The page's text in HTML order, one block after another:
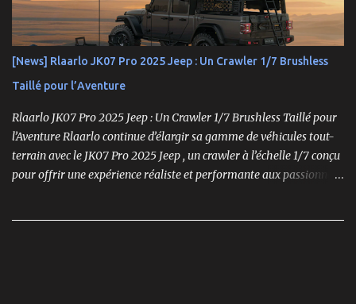
performances optimales, sa robustesse et sa modularité, des
atouts essentiels sur les circuits off-road.
[News] Rlaarlo JK07 Pro 2025 Jeep : Un Crawler 1/7 Brushless
Taillé pour l’Aventure
Rlaarlo JK07 Pro 2025 Jeep : Un Crawler 1/7 Brushless Taillé pour
l’Aventure Rlaarlo continue d’élargir sa gamme de véhicules tout-
terrain avec le JK07 Pro 2025 Jeep , un crawler à l’échelle 1/7 conçu
pour offrir une expérience réaliste et performante aux passionnés